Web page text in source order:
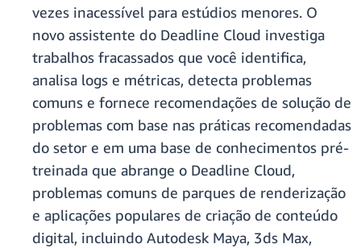
vezes inacessível para estúdios menores. O
novo assistente do Deadline Cloud investiga
trabalhos fracassados que você identifica,
analisa logs e métricas, detecta problemas
comuns e fornece recomendações de solução de
problemas com base nas práticas recomendadas
do setor e em uma base de conhecimentos pré-
treinada que abrange o Deadline Cloud,
problemas comuns de parques de renderização
e aplicações populares de criação de conteúdo
digital, incluindo Autodesk Maya, 3ds Max,